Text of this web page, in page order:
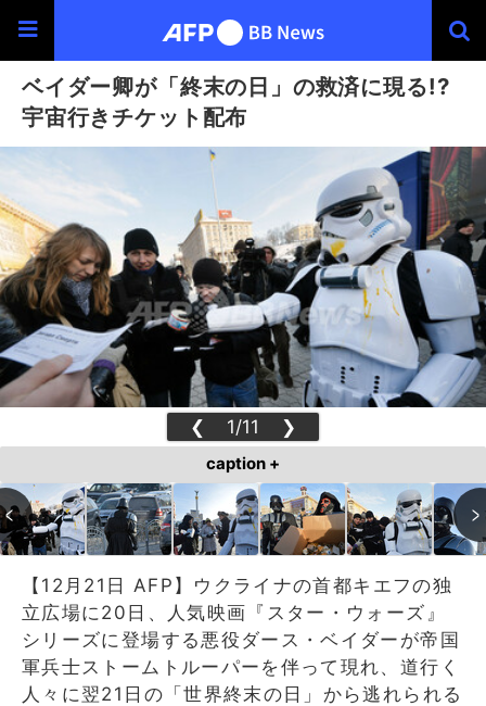
ベイダー卿が「終末の日」の救済に現る!?
宇宙行きチケット配布
❮ 1/11 ❯
caption +
【12月21日 AFP】ウクライナの首都キエフの独
立広場に20日、人気映画『スター・ウォーズ』
シリーズに登場する悪役ダース・ベイダーが帝国
軍兵士ストームトルーパーを伴って現れ、道行く
人々に翌21日の「世界終末の日」から逃れられる